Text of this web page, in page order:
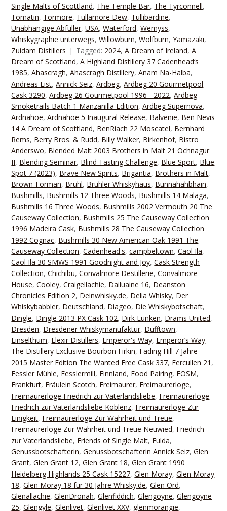
Single Malts of Scottland, The Temple Bar, The Tyrconnell,
Tomatin, Tormore, Tullamore Dew, Tullibardine,
Unabhängige Abfüller,USA,Waterford,Wemyss,
Whiskygraphie unterwegs,Willowburn,Wolfburn,Yamazaki,
Zuidam Distillers
Tagged: 2024,A Dream of Ireland,A
Dream of Scottland,A Highland Distillery 37 Cadenhead‘s
1985,Ahascragh,Ahascragh Distillery,Anam Na-Halba,
Andreas List,Annick Seiz,Ardbeg,Ardbeg 20 Gourmetpool
Cask 3290,Ardbeg 26 Gourmetpool 1996 - 2022,Ardbeg
Smoketrails Batch 1 Manzanilla Edition,Ardbeg Supernova,
Ardnahoe,Ardnahoe 5 Inaugural Release, Balvenie, Ben Nevis
14 A Dream of Scottland, BenRiach 22 Moscatel, Bernhard
Rems, Berry Bros. & Rudd, Billy Walker, Birkenhof, Bistro
Anderswo, Blended Malt 2003 Brothers in Malt 21 Ochnagur
II, Blending Seminar, Blind Tasting Challenge, Blue Sport, Blue
Spot 7 (2023), Brave New Spirits, Brigantia, Brothers in Malt,
Brown-Forman, Brühl, Brühler Whiskyhaus, Bunnahahbhain,
Bushmills, Bushmills 12 Three Woods, Bushmills 14 Malaga,
Bushmills 16 Three Woods, Bushmills 2002 Vermouth 20 The
Causeway Collection, Bushmills 25 The Causeway Collection
1996 Madeira Cask, Bushmills 28 The Causeway Collection
1992 Cognac, Bushmills 30 New American Oak 1991 The
Causeway Collection,Cadenhead's,campbeltown,Caol Ila,
Caol Ila 30 SMWS 1991 Goodnight and Joy,Cask Strength
Collection,Chichibu,Convalmore Destillerie,Convalmore
House,Cooley,Craigellachie, Dailuaine 16, Deanston
Chronicles Edition 2, Deinwhisky.de, Delia Whisky, Der
Whiskybabbler, Deutschland, Diageo, Die Whiskybotschaft,
Dingle, Dingle 2013 PX Cask 102, Dirk Lunken, Drams United,
Dresden, Dresdener Whiskymanufaktur, Dufftown,
Einselthum, Elexir Distillers, Emperor's Way, Emperor’s Way
The Distillery Exclusive Bourbon Firkin, Fading Hill 7 Jahre -
2015 Master Edition The Wanted Free Cask 337, Fercullen 21 ,
Fessler Mühle, Fesslermill, Finnland, Food Pairing, FOSM,
Frankfurt, Fräulein Scotch, Freimaurer, Freimaurerloge,
Freimaurerloge Friedrich zur Vaterlandsliebe, Freimaurerloge
Friedrich zur Vaterlandsliebe Koblenz, Freimaurerloge Zur
Einigkeit, Freimaurerloge Zur Wahrheit und Treue,
Freimaurerloge Zur Wahrheit und Treue Neuwied, Friedrich
zur Vaterlandsliebe, Friends of Single Malt, Fulda,
Genussbotschafterin,Genussbotschafterin Annick Seiz,Glen
Grant,Glen Grant 12,Glen Grant 18,Glen Grant 1990
Heidelberg Highlands 25 Cask 15227,Glen Moray,Glen Moray
18,Glen Moray 18 für 30 Jahre Whisky.de,Glen Ord,
Glenallachie,GlenDronah,Glenfiddich,Glengoyne,Glengoyne
25,Glengyle,Glenlivet,Glenlivet XXV, glenmorangie,